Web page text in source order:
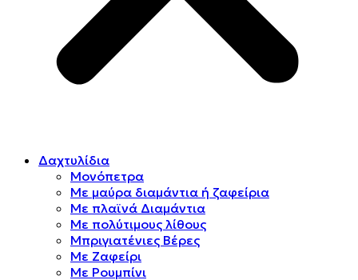
Δαχτυλίδια
Μονόπετρα
Mε μαύρα διαμάντια ή ζαφείρια
Mε πλαϊνά Διαμάντια
Mε πολύτιμους λίθους
Μπριγιατένιες Βέρες
Με Ζαφείρι
Με Ρουμπίνι